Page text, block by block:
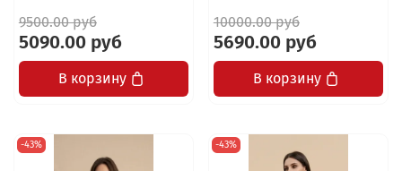
9500.00 руб
5090.00 руб
В корзину
10000.00 руб
5690.00 руб
В корзину
-43% -43%